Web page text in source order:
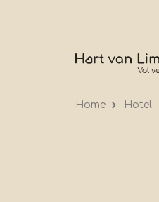
Home Hotel